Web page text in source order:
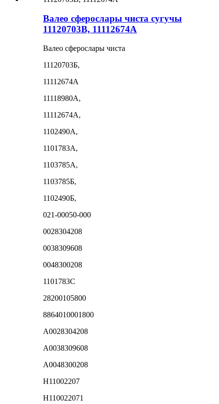
Валео сферослары чиста сугучы
11120703B, 11112674A
Валео сферослары чиста
11120703Б,
11112674А
11118980A,
11112674A,
1102490A,
1101783А,
1103785А,
1103785Б,
1102490Б,
021-00050-000
0028304208
0038309608
0048300208
1101783С
28200105800
8864010001800
A0028304208
A0038309608
A0048300208
H11002207
H110022071